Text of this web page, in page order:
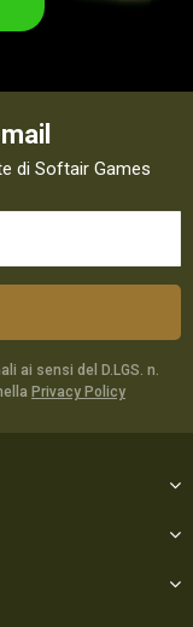
di Softair Games
ai sensi del D.LGS. n.
Privacy Policy